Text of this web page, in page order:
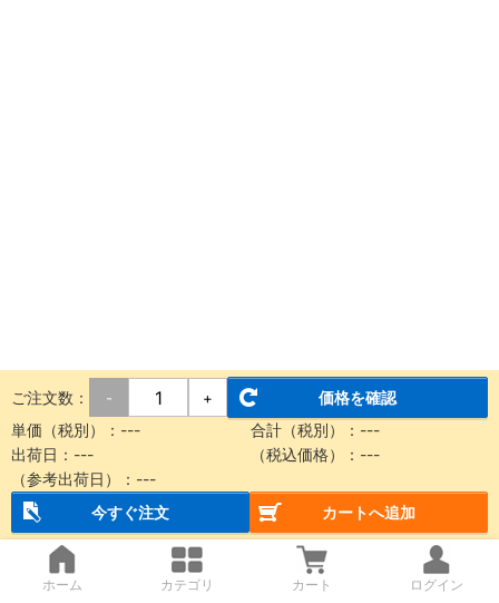
ご注文数： - +
価格を確認
単価（税別）： --- 合計（税別）： ---
出荷日： --- （税込価格）： ---
（参考出荷日）： ---
今すぐ注文
カートへ追加
ホーム カテゴリ カート ログイン